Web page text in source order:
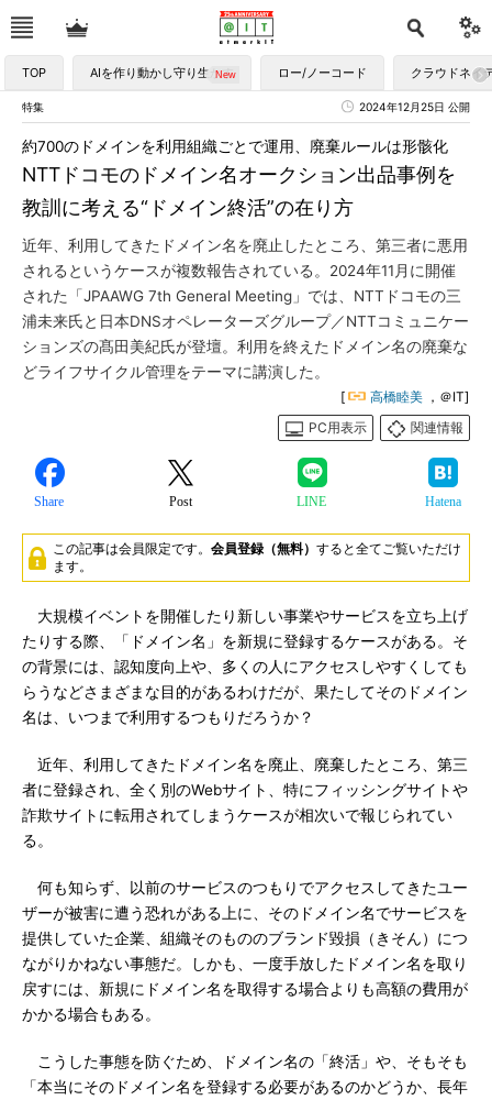
TOP AIを作り動かし守り生かす ロー/ノーコード クラウドネイ
特集 2024年12月25日 公開
NTTドコモのドメイン名オークション出品事例を
教訓に考える“ドメイン終活”の在り方
約700のドメインを利用組織ごとで運用、廃棄ルールは形骸化
近年、利用してきたドメイン名を廃止したところ、第三者に悪用
されるというケースが複数報告されている。2024年11月に開催
された「JPAAWG 7th General Meeting」では、NTTドコモの三
浦未来氏と日本DNSオペレーターズグループ／NTTコミュニケー
ションズの髙田美紀氏が登壇。利用を終えたドメイン名の廃棄な
どライフサイクル管理をテーマに講演した。
[ 高橋睦美 ，＠IT]
PC用表示
関連情報
Share Post LINE Hatena
この記事は会員限定です。 会員登録（無料） すると全てご覧いただけ
ます。
大規模イベントを開催したり新しい事業やサービスを立ち上げ
たりする際、「ドメイン名」を新規に登録するケースがある。そ
の背景には、認知度向上や、多くの人にアクセスしやすくしても
らうなどさまざまな目的があるわけだが、果たしてそのドメイン
名は、いつまで利用するつもりだろうか？
近年、利用してきたドメイン名を廃止、廃棄したところ、第三
者に登録され、全く別のWebサイト、特にフィッシングサイトや
詐欺サイトに転用されてしまうケースが相次いで報じられてい
る。
何も知らず、以前のサービスのつもりでアクセスしてきたユー
ザーが被害に遭う恐れがある上に、そのドメイン名でサービスを
提供していた企業、組織そのもののブランド毀損（きそん）につ
ながりかねない事態だ。しかも、一度手放したドメイン名を取り
戻すには、新規にドメイン名を取得する場合よりも高額の費用が
かかる場合もある。
こうした事態を防ぐため、ドメイン名の「終活」や、そもそも
「本当にそのドメイン名を登録する必要があるのかどうか、長年